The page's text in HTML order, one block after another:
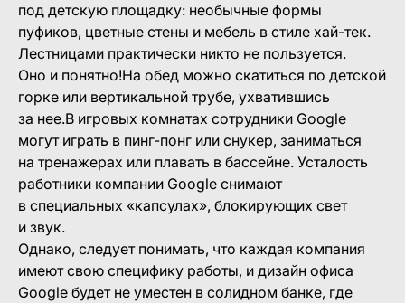
под детскую площадку: необычные формы
пуфиков, цветные стены и мебель в стиле хай-тек.
Лестницами практически никто не пользуется.
Оно и понятно!На обед можно скатиться по детской
горке или вертикальной трубе, ухватившись
за нее.В игровых комнатах сотрудники Google
могут играть в пинг-понг или снукер, заниматься
на тренажерах или плавать в бассейне. Усталость
работники компании Google снимают
в специальных «капсулах», блокирующих свет
и звук.
Однако, следует понимать, что каждая компания
имеют свою специфику работы, и дизайн офиса
Google будет не уместен в солидном банке, где